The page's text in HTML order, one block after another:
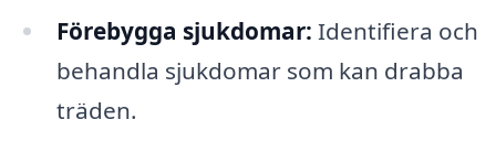
Förebygga sjukdomar: Identifiera och
behandla sjukdomar som kan drabba
träden.